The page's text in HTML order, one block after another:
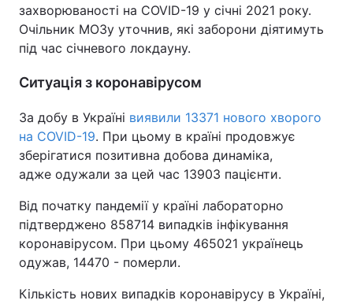
захворюваності на COVID-19 у січні 2021 року.
Очільник МОЗу уточнив, які заборони діятимуть
під час січневого локдауну.
Ситуація з коронавірусом
За добу в Україні виявили 13371 нового хворого
на COVID-19. При цьому в країні продовжує
зберігатися позитивна добова динаміка,
адже одужали за цей час 13903 пацієнти.
Від початку пандемії у країні лабораторно
підтверджено 858714 випадків інфікування
коронавірусом. При цьому 465021 українець
одужав, 14470 - померли.
Кількість нових випадків коронавірусу в Україні,